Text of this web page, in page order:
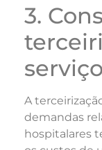
3.
A
demandas
hospitalares